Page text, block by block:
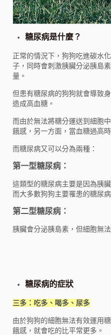
糖尿病是什麼？
正常的情況下，狗狗吃進碳水
子，同時會刺激胰臟分泌胰島
量。
但患有糖尿病的狗狗就會導致
造成高血糖。
而由於無法將糖分運送到細胞
餓感，另一方面，當血糖過高
而糖尿病又可以分為兩種：
第一型糖尿病：
這類型的糖尿病主要是因為胰
而大多數狗狗主要罹患的糖尿
第二型糖尿病：
胰臟會分泌胰島素，但細胞無
糖尿病的症狀
三多：吃多、喝多、尿多
由於狗狗的細胞無法有效運用
餓感，就會吃的比平常更多。